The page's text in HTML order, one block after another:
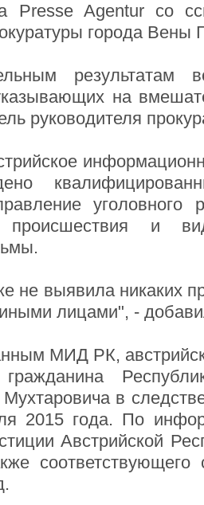
Presse Agentur со
города Вены
результатам
на
руководителя
уголовного
и
не выявила никаких
лицами", -
МИД РК,
в
2015 года. По
Австрийской
соответствующего